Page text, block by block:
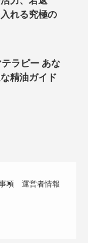
れる究極の
ラピー あな
精油ガイド
項
運営者情報